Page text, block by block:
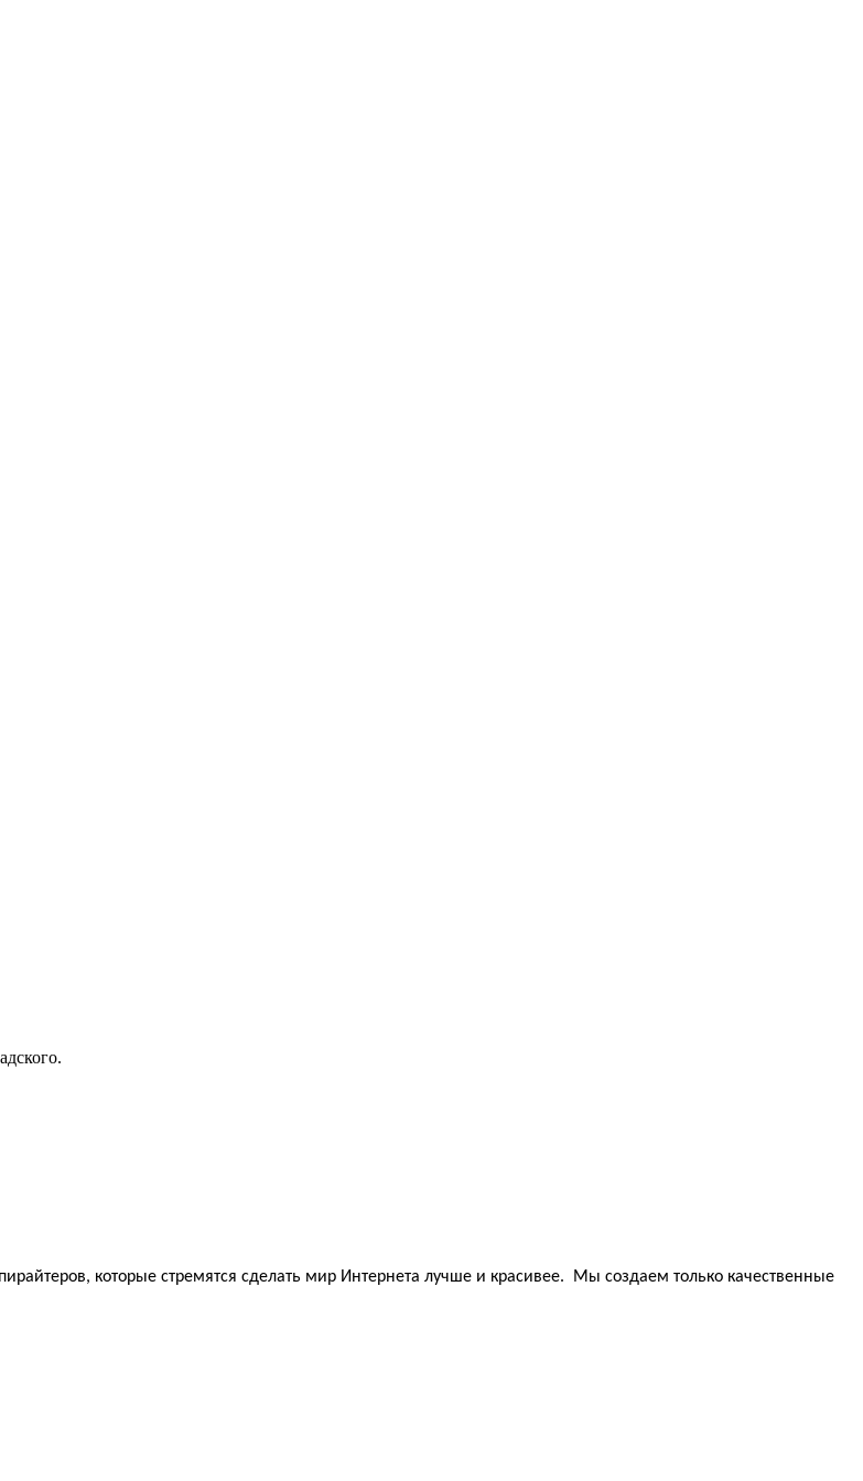
которые стремятся сделать мир Интернета лучше и красивее. Мы создаем только качественные